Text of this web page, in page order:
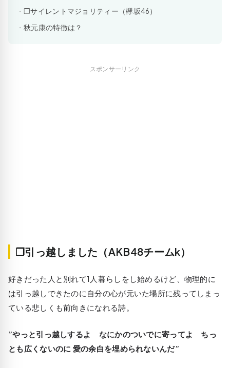
❒サイレントマジョリティー（欅坂46）
秋元康の特徴は？
スポンサーリンク
❒引っ越しました（AKB48チームk）
好きだった人と別れて1人暮らしをし始めるけど、物理的に
は引っ越しできたのに自分の心が元いた場所に残ってしまっ
ている悲しくも前向きになれる詩。
”やっと引っ越しするよ なにかのついでに寄ってよ ちっ
とも広くないのに 愛の余白を埋められないんだ”